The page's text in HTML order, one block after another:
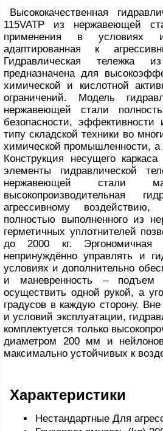
Высококачественная
115VATP из нержавеющей
применения в условиях
адаптированная к
Гидравлическая тележка
предназначена для
химической и кислотной
ограничений. Модель
нержавеющей стали
безопасности,
типу складской техники во
химической промышленности, а
Конструкция несущего
элементы гидравлической
нержавеющей стали
высокопроизводительная
агрессивному
полностью выполненного из
герметичных уплотнителей
до 2000 кг. Эргономичная
непринуждённо управлять и
условиях и дополнительно
и маневренность – подъем
осуществить одной рукой, а
градусов в каждую сторону.
и условий эксплуатации,
комплектуется только
диаметром 200 мм и
максимально устойчивых к
Характеристики
Нестандартные Для